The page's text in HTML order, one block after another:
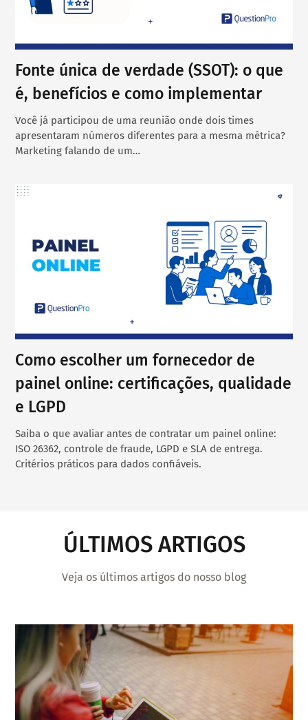
Fonte única de verdade (SSOT): o que
é, benefícios e como implementar
Você já participou de uma reunião onde dois times
apresentaram números diferentes para a mesma métrica?
Marketing falando de um…
Como escolher um fornecedor de
painel online: certificações, qualidade
e LGPD
Saiba o que avaliar antes de contratar um painel online:
ISO 26362, controle de fraude, LGPD e SLA de entrega.
Critérios práticos para dados confiáveis.
ÚLTIMOS ARTIGOS
Veja os últimos artigos do nosso blog